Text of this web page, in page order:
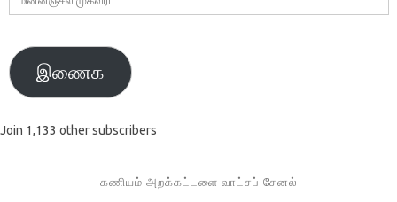
முகவரி
இணைக
Join 1,133 other subscribers
கணியம் அறக்கட்டளை வாட்சப் சேனல்